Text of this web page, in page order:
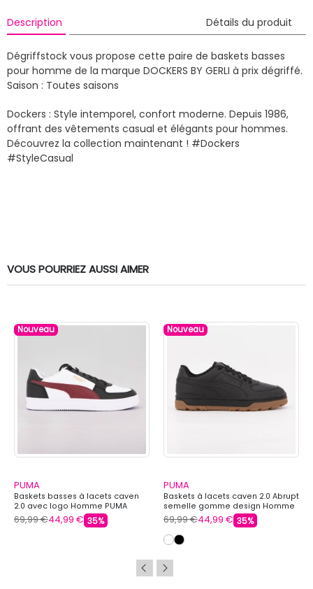
Description Détails du produit
Dégriffstock vous propose cette paire de baskets basses
pour homme de la marque DOCKERS BY GERLI à prix dégriffé.
Saison : Toutes saisons
Dockers : Style intemporel, confort moderne. Depuis 1986,
offrant des vêtements casual et élégants pour hommes.
Découvrez la collection maintenant ! #Dockers
#StyleCasual
VOUS POURRIEZ AUSSI AIMER
Nouveau
PUMA
Baskets basses à lacets caven
2.0 avec logo Homme PUMA
69,99 €44,99 € 35%
Nouveau
PUMA
Baskets à lacets caven 2.0 Abrupt
semelle gomme design Homme
PUMA
69,99 €44,99 € 35%